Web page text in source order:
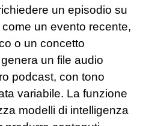
un episodio su
un evento recente,
o un concetto
un file audio
podcast, con tono
variabile. La funzione
modelli di intelligenza